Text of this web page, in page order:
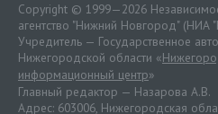
Copyright © 1999—2026
агентство "Нижний Новгород" (НИА
Учредитель — Государственное
Нижегородской области «
информационный центр»
Главный редактор — Назарова А.В.
Адрес: 603006, Нижегородская